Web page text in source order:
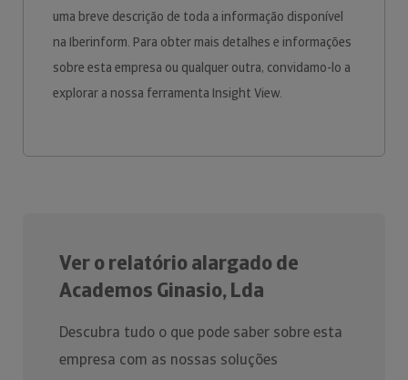
uma breve descrição de toda a informação disponível
na Iberinform. Para obter mais detalhes e informações
sobre esta empresa ou qualquer outra, convidamo-lo a
explorar a nossa ferramenta Insight View.
Ver o relatório alargado de
Academos Ginasio, Lda
Descubra tudo o que pode saber sobre esta
empresa com as nossas soluções